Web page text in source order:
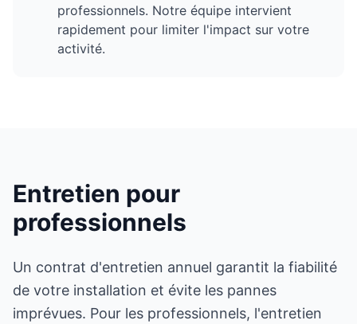
professionnels. Notre équipe intervient
rapidement pour limiter l'impact sur votre
activité.
Entretien pour
professionnels
Un contrat d'entretien annuel garantit la fiabilité
de votre installation et évite les pannes
imprévues. Pour les professionnels, l'entretien